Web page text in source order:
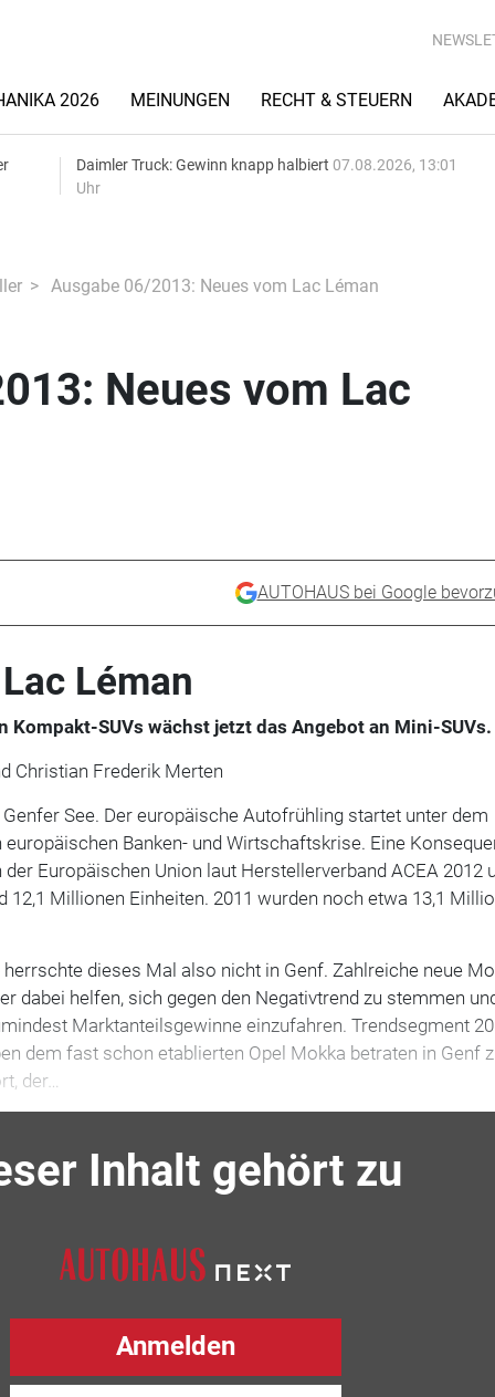
2026 MEINUNGEN RECHT & STEUERN
Daimler Truck: Gewinn knapp halbiert 07.08.2026, 13:01
Uhr
Ausgabe 06/2013: Neues vom Lac Léman
Neues vom Lac
AUTOHAUS bei Google
Léman
Kompakt-SUVs wächst jetzt das Angebot an Mini-SUVs.
Christian Frederik Merten
See. Der europäische Autofrühling startet unter dem
europäischen Banken- und Wirtschaftskrise. Eine
Europäischen Union laut Herstellerverband ACEA 2012
12,1 Millionen Einheiten. 2011 wurden noch etwa 13,1
dieses Mal also nicht in Genf. Zahlreiche neue
dabei helfen, sich gegen den Negativtrend zu stemmen
Marktanteilsgewinne einzufahren. Trendsegment
dem fast schon etablierten Opel Mokka betraten in Genf
der…
Inhalt gehört zu
Anmelden